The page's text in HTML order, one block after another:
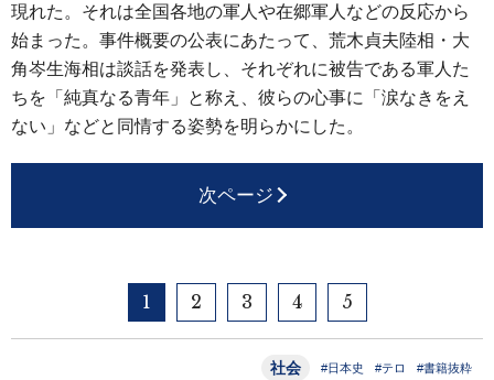
現れた。それは全国各地の軍人や在郷軍人などの反応から
始まった。事件概要の公表にあたって、荒木貞夫陸相・大
角岑生海相は談話を発表し、それぞれに被告である軍人た
ちを「純真なる青年」と称え、彼らの心事に「涙なきをえ
ない」などと同情する姿勢を明らかにした。
次ページ
1 2 3 4 5
社会 #日本史 #テロ #書籍抜粋